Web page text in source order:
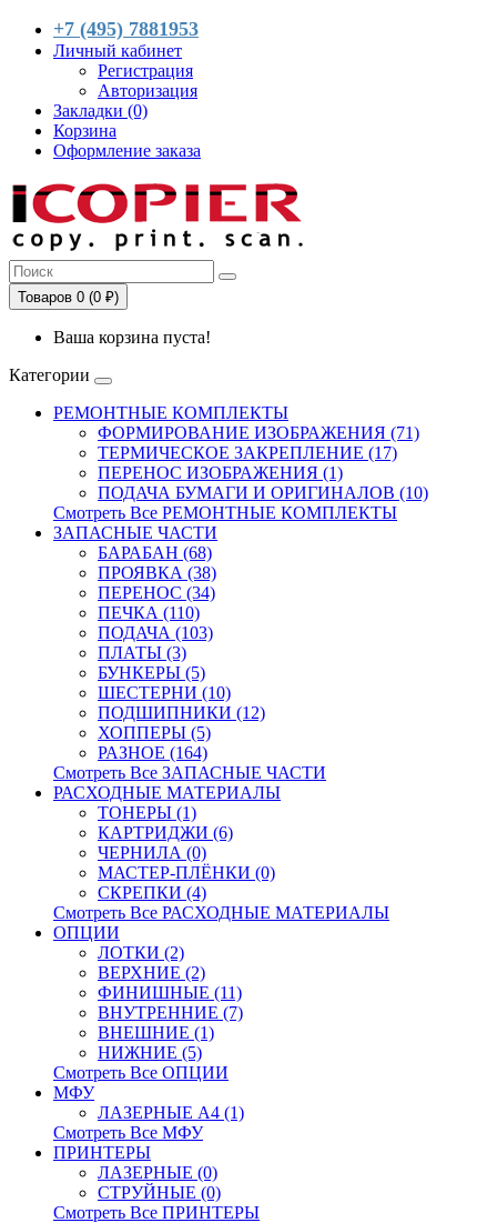
+7 (495) 7881953
Личный кабинет
Регистрация
Авторизация
Закладки (0)
Корзина
Оформление заказа
Товаров 0 (0 ₽)
Ваша корзина пуста!
Категории
РЕМОНТНЫЕ КОМПЛЕКТЫ
ФОРМИРОВАНИЕ ИЗОБРАЖЕНИЯ (71)
ТЕРМИЧЕСКОЕ ЗАКРЕПЛЕНИЕ (17)
ПЕРЕНОС ИЗОБРАЖЕНИЯ (1)
ПОДАЧА БУМАГИ И ОРИГИНАЛОВ (10)
Смотреть Все РЕМОНТНЫЕ КОМПЛЕКТЫ
ЗАПАСНЫЕ ЧАСТИ
БАРАБАН (68)
ПРОЯВКА (38)
ПЕРЕНОС (34)
ПЕЧКА (110)
ПОДАЧА (103)
ПЛАТЫ (3)
БУНКЕРЫ (5)
ШЕСТЕРНИ (10)
ПОДШИПНИКИ (12)
ХОППЕРЫ (5)
РАЗНОЕ (164)
Смотреть Все ЗАПАСНЫЕ ЧАСТИ
РАСХОДНЫЕ МАТЕРИАЛЫ
ТОНЕРЫ (1)
КАРТРИДЖИ (6)
ЧЕРНИЛА (0)
МАСТЕР-ПЛЁНКИ (0)
СКРЕПКИ (4)
Смотреть Все РАСХОДНЫЕ МАТЕРИАЛЫ
ОПЦИИ
ЛОТКИ (2)
ВЕРХНИЕ (2)
ФИНИШНЫЕ (11)
ВНУТРЕННИЕ (7)
ВНЕШНИЕ (1)
НИЖНИЕ (5)
Смотреть Все ОПЦИИ
МФУ
ЛАЗЕРНЫЕ A4 (1)
Смотреть Все МФУ
ПРИНТЕРЫ
ЛАЗЕРНЫЕ (0)
СТРУЙНЫЕ (0)
Смотреть Все ПРИНТЕРЫ